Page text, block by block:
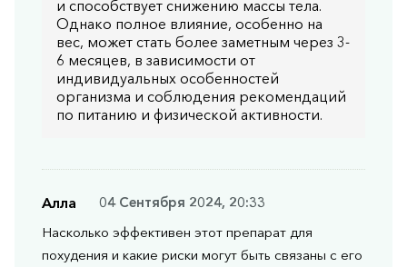
и способствует снижению массы тела.
Однако полное влияние, особенно на
вес, может стать более заметным через 3-
6 месяцев, в зависимости от
индивидуальных особенностей
организма и соблюдения рекомендаций
по питанию и физической активности.
Алла
04 Сентября 2024, 20:33
Насколько эффективен этот препарат для
похудения и какие риски могут быть связаны с его